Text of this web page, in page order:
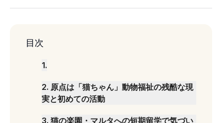
目次
1.
2. 原点は「猫ちゃん」動物福祉の残酷な現
実と初めての活動
3. 猫の楽園・マルタへの短期留学で気づい